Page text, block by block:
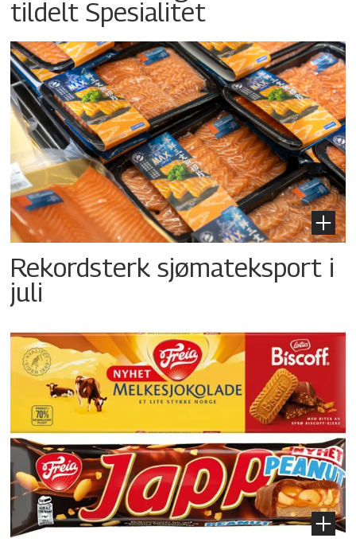
tildelt Spesialitet
Rekordsterk sjømateksport i
juli